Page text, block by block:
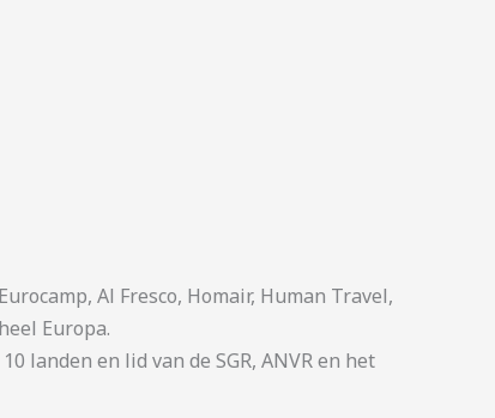
Al Fresco, Homair, Human Travel,
Europa.
landen en lid van de SGR, ANVR en het